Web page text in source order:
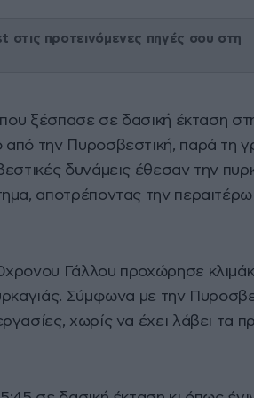
στις προτεινόμενες πηγές σου στη
ξέσπασε σε δασική έκταση
την Πυροσβεστική, παρά τη
δυνάμεις έθεσαν την
αποτρέποντας την
Γάλλου προχώρησε
Σύμφωνα με την
χωρίς να έχει λάβει τα